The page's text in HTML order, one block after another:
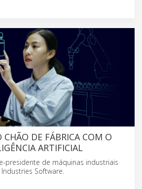
CHÃO DE FÁBRICA COM O
ARTIFICIAL
presidente de máquinas industriais
Software.